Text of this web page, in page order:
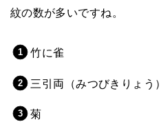
紋の数が多いですね。
竹に雀
三引両（みつびきりょう）
菊